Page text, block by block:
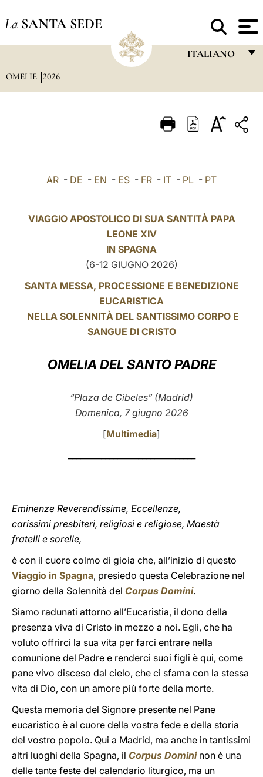
La SANTA SEDE
ITALIANO
ITALIANO
POLSKI
LATINE
OMELIE 2026
AR - DE - EN - ES - FR - IT - PL - PT
VIAGGIO APOSTOLICO DI SUA SANTITÀ PAPA
LEONE XIV
IN SPAGNA
(6-12 GIUGNO 2026)
SANTA MESSA, PROCESSIONE E BENEDIZIONE
EUCARISTICA
NELLA SOLENNITÀ DEL SANTISSIMO CORPO E
SANGUE DI CRISTO
OMELIA DEL SANTO PADRE
“Plaza de Cibeles” (Madrid)
Domenica, 7 giugno 2026
[Multimedia]
Eminenze Reverendissime, Eccellenze,
carissimi presbiteri, religiosi e religiose, Maestà
fratelli e sorelle,
è con il cuore colmo di gioia che, all’inizio di questo
Viaggio in Spagna, presiedo questa Celebrazione nel
giorno della Solennità del Corpus Domini.
Siamo radunati attorno all’Eucaristia, il dono della
presenza viva di Cristo in mezzo a noi. Egli, che ha
voluto offrirci la sua vita per farci entrare nella
comunione del Padre e renderci suoi figli è qui, come
pane vivo disceso dal cielo, che ci sfama con la stessa
vita di Dio, con un amore più forte della morte.
Questa memoria del Signore presente nel Pane
eucaristico è al cuore della vostra fede e della storia
del vostro popolo. Qui a Madrid, ma anche in tantissimi
altri luoghi della Spagna, il Corpus Domininon è una
delle tante feste del calendario liturgico, ma un